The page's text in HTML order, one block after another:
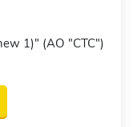
1)" (АО "СТС")